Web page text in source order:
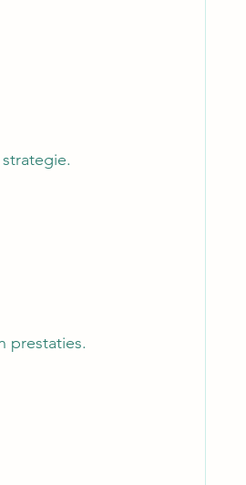
prestaties.